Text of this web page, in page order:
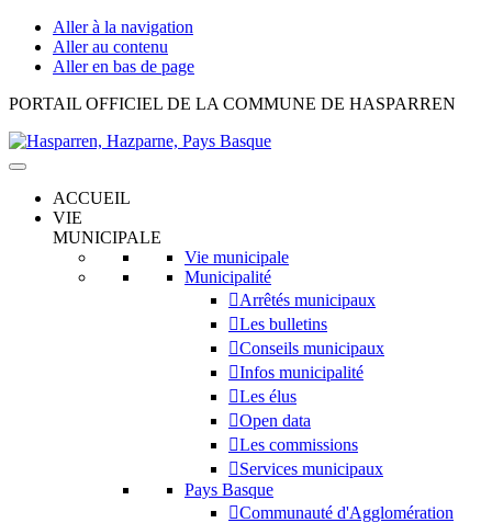
Aller à la navigation
Aller au contenu
Aller en bas de page
Hasparren,
Pays
Basque
PORTAIL OFFICIEL DE LA COMMUNE DE HASPARREN
ACCUEIL
VIE
MUNICIPALE
Vie municipale
Municipalité
Arrêtés municipaux
Les bulletins
Conseils municipaux
Infos municipalité
Les élus
Open data
Les commissions
Services municipaux
Pays Basque
Communauté d'Agglomération